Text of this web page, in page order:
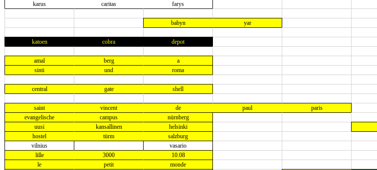
karus
caritas farys
babyn yar
katoen
cobra depot
amal
berg
a
sinti
und roma
central
gate shell
saint vincent de paul paris
evangelische
campus
nürnberg
uusi
kansallinen helsinki
hostel
türm salzburg
vilnius
vasario
lille
3000 10.08
le
petit
monde